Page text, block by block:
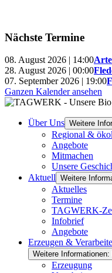
Nächste Termine
08. August 2026 | 14:00
28. August 2026 | 00:00
07. September 2026 | 19:00
Ganzen Kalender ansehen
Über Uns Weitere
Regional &
Angebote
Mitmachen
Unsere
Aktuell Weitere
Aktuelles
Termine
TAGWERK-
Infobrief
Angebote
Erzeugen &
Weitere
Erzeugung